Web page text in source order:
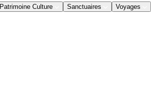
Patrimoine Culture Sanctuaires Voyages